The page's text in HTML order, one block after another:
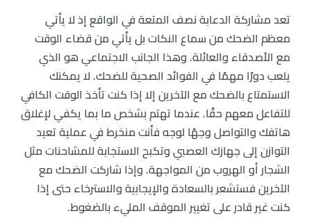
تعد مشاركة الدعابة نصف المتعة في الواقع إذ لا يأتي
معظم الضحك من سماع النكات بل يأتي من قضاء الوقت
مع الأصدقاء والعائلة. وهذا الجانب الاجتماعي هو الذي
يلعب دورًا مهمًا في الفوائد الصحية للضحك. لا يمكنك
الاستمتاع بالضحك مع الآخرين إلا إذا كنت تأخذ الوقت الكافي
للتفاعل معهم حقًا. عندما تهتم بشخص ما بما يكفي لإغلاق
هاتفك والتواصل وجهًا لوجه فأنت منخرط في عملية تعيد
التوازن إلى جهازك العصبي وتكبح الاستجابة للمشاحنات مثل
الشجار أو الهروب من المواجهة. وإذا شاركت الضحك مع
الآخرين فستشعر بالسعادة والإيجابية والاسترخاء حتى إذا
كنت غير قادر على تغيير الموقف المليء بالضغوط.